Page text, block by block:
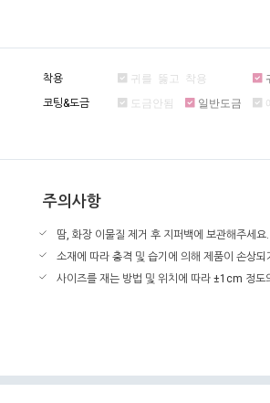
착용 귀를 뚫고 착용
코팅&도금 도금안됨 일반도금
주의사항
땀, 화장 이물질 제거 후 지퍼백에 보관해주세요.
소재에 따라 충격 및 습기에 의해 제품이 손상
사이즈를 재는 방법 및 위치에 따라 ±1cm 정도